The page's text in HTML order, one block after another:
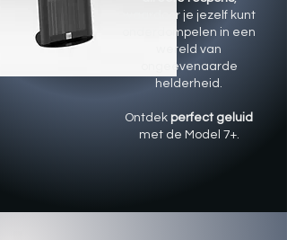
waardoor je jezelf kunt
onderdompelen in een
wereld van
ongeëvenaarde
helderheid.
Ontdek perfect geluid
met de Model 7+.